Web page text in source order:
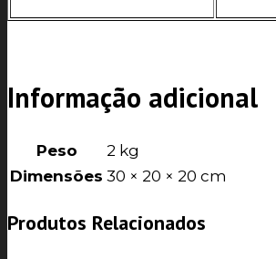
Informação adicional
Peso
2 kg
Dimensões 30 × 20 × 20 cm
Produtos Relacionados